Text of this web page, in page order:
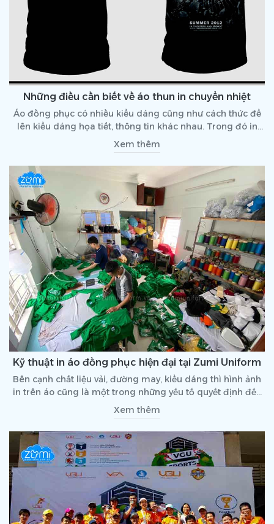
Những điều cần biết về áo thun in chuyển nhiệt
Áo đồng phục có nhiều kiểu dáng cũng như cách thức để
lên kiểu dáng họa tiết, thông tin khác nhau. Trong đó in
chuyển nhiệt là một trong những công nghệ được sử dụng
phổ biến hơn cả. Vậy in chuyển nhiệt là gì? Và áo thun in
chuyển nhiệt có tốt không? Hãy cùng tìm hiểu qua bài viết
dưới đây.
Xem thêm
Kỹ thuật in áo đồng phục hiện đại tại Zumi Uniform
Bên cạnh chất liệu vải, đường may, kiểu dáng thì hình ảnh
in trên áo cũng là một trong những yếu tố quyết định đến
sự uy tín, chất lượng của một thương hiệu may đồng phục.
Hiểu được giá trị đó nên Zumi Uniform luôn đầu tư nâng
cấp để sở hữu kỹ thuật in áo đồng phục hiện đại, chất
lượng và đảm bảo độ bền cho sản phẩm.
Xem thêm